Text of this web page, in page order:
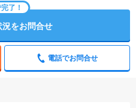
了！
況をお問合せ
電話でお問合せ